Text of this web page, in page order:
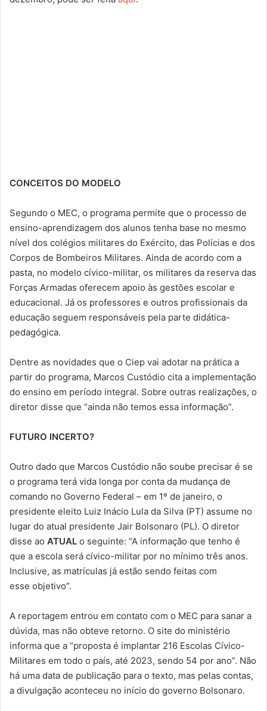
CONCEITOS DO MODELO
Segundo o MEC, o programa permite que o processo de
ensino-aprendizagem dos alunos tenha base no mesmo
nível dos colégios militares do Exército, das Polícias e dos
Corpos de Bombeiros Militares. Ainda de acordo com a
pasta, no modelo cívico-militar, os militares da reserva das
Forças Armadas oferecem apoio às gestões escolar e
educacional. Já os professores e outros profissionais da
educação seguem responsáveis pela parte didática-
pedagógica.
Dentre as novidades que o Ciep vai adotar na prática a
partir do programa, Marcos Custódio cita a implementação
do ensino em período integral. Sobre outras realizações, o
diretor disse que “ainda não temos essa informação”.
FUTURO INCERTO?
Outro dado que Marcos Custódio não soube precisar é se
o programa terá vida longa por conta da mudança de
comando no Governo Federal – em 1º de janeiro, o
presidente eleito Luiz Inácio Lula da Silva (PT) assume no
lugar do atual presidente Jair Bolsonaro (PL). O diretor
disse ao ATUAL o seguinte: “A informação que tenho é
que a escola será cívico-militar por no mínimo três anos.
Inclusive, as matrículas já estão sendo feitas com
esse objetivo”.
A reportagem entrou em contato com o MEC para sanar a
dúvida, mas não obteve retorno. O site do ministério
informa que a “proposta é implantar 216 Escolas Cívico-
Militares em todo o país, até 2023, sendo 54 por ano”. Não
há uma data de publicação para o texto, mas pelas contas,
a divulgação aconteceu no início do governo Bolsonaro.